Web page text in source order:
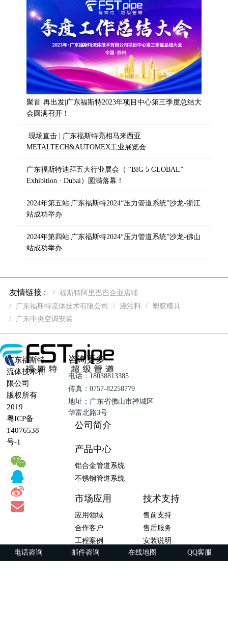
聚首·再出发|广东福斯特2023年项目中心第三季度总结大
会圆满召开！
现场直击 | 广东福斯特亮相马来西亚
METALTECH&AUTOMEX工业展览会
广东福斯特迪拜五大行业展会（ “BIG 5 GLOBAL”
Exhibition · Dubai）圆满落幕！
2024年第五站|广东福斯特2024“压力管道系统”沙龙-浙江
站成功举办
2024年第四站|广东福斯特2024“压力管道系统”沙龙-佛山
站成功举办
友情链接 :
福斯特阿里巴巴企业店铺
广东福斯特流体技术有限公司
浇注料
塑胶模具
广东中央空调安装
广东福斯特
流体技术有
限公司
版权所有
2019
粤ICP备
14076538
号-1
咨询更多
电话：18038813385
传真：0757-82258779
地址：广东省佛山市禅城区
华富北路3号
公司简介
产品中心
铝合金管道系统
不锈钢管道系统
市场应用
应用领域
合作客户
工程案例
技术支持
售前支持
售后服务
安装说明
资料下载
电话咨询 邮件咨询 在线地图 QQ客服